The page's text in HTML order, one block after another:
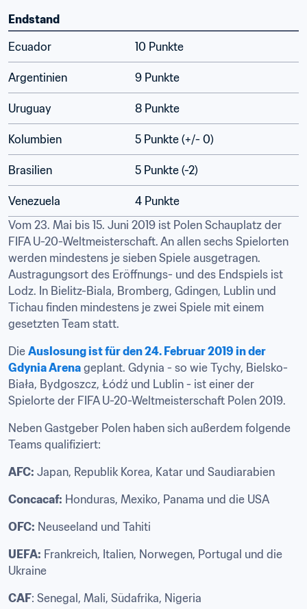
Endstand
Ecuador
10 Punkte
Argentinien 9 Punkte
Uruguay 8 Punkte
Kolumbien 5 Punkte (+/- 0)
Brasilien 5 Punkte (-2)
Venezuela
4 Punkte
Vom 23. Mai bis 15. Juni 2019 ist Polen Schauplatz der
FIFA U-20-Weltmeisterschaft. An allen sechs Spielorten
werden mindestens je sieben Spiele ausgetragen.
Austragungsort des Eröffnungs- und des Endspiels ist
Lodz. In Bielitz-Biala, Bromberg, Gdingen, Lublin und
Tichau finden mindestens je zwei Spiele mit einem
gesetzten Team statt.
Die Auslosung ist für den 24. Februar 2019 in der
Gdynia Arena geplant. Gdynia - so wie Tychy, Bielsko-
Biała, Bydgoszcz, Łódź und Lublin - ist einer der
Spielorte der FIFA U-20-Weltmeisterschaft Polen 2019.
Neben Gastgeber Polen haben sich außerdem folgende
Teams qualifiziert:
AFC: Japan, Republik Korea, Katar und Saudiarabien
Concacaf: Honduras, Mexiko, Panama und die USA
OFC: Neuseeland und Tahiti
UEFA: Frankreich, Italien, Norwegen, Portugal und die
Ukraine
CAF: Senegal, Mali, Südafrika, Nigeria